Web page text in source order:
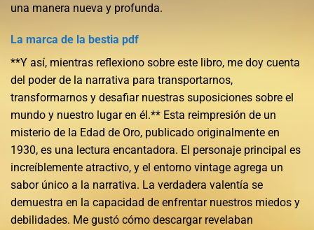
una manera nueva y profunda.
La marca de la bestia pdf
**Y así, mientras reflexiono sobre este libro, me doy cuenta
del poder de la narrativa para transportarnos,
transformarnos y desafiar nuestras suposiciones sobre el
mundo y nuestro lugar en él.** Esta reimpresión de un
misterio de la Edad de Oro, publicado originalmente en
1930, es una lectura encantadora. El personaje principal es
increíblemente atractivo, y el entorno vintage agrega un
sabor único a la narrativa. La verdadera valentía se
demuestra en la capacidad de enfrentar nuestros miedos y
debilidades. Me gustó cómo descargar revelaban